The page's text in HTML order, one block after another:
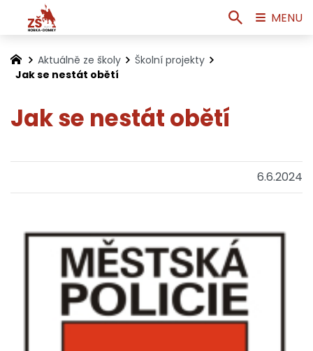
Aktuálně ze školy
Školní projekty
Jak se nestát obětí
Jak se nestát obětí
6.6.2024
MENU